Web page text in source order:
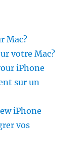
Mac?
votre Mac?
iPhone
sur un
iPhone
vos